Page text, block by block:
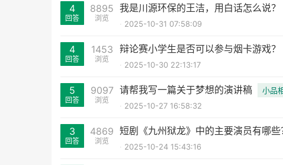
4
回答
8895
浏览
我是川源环保的王洁，用白话怎么说？
2025-10-31 07:58:09
4
回答
1453
浏览
辩论赛小学生是否可以参与烟卡游戏？
2025-10-30 22:13:17
5
回答
9097
浏览
请帮我写一篇关于梦想的演讲稿
小品
2025-10-27 16:58:32
3
回答
4869
浏览
短剧《九州狱龙》中的主要演员有哪些
2025-10-24 15:43:16